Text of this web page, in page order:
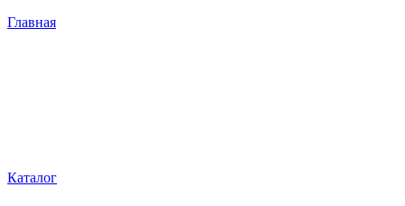
Главная
Каталог